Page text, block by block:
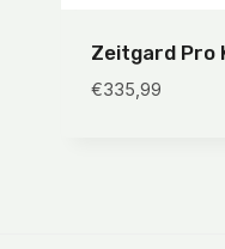
Zeitgard Pro
€335,99